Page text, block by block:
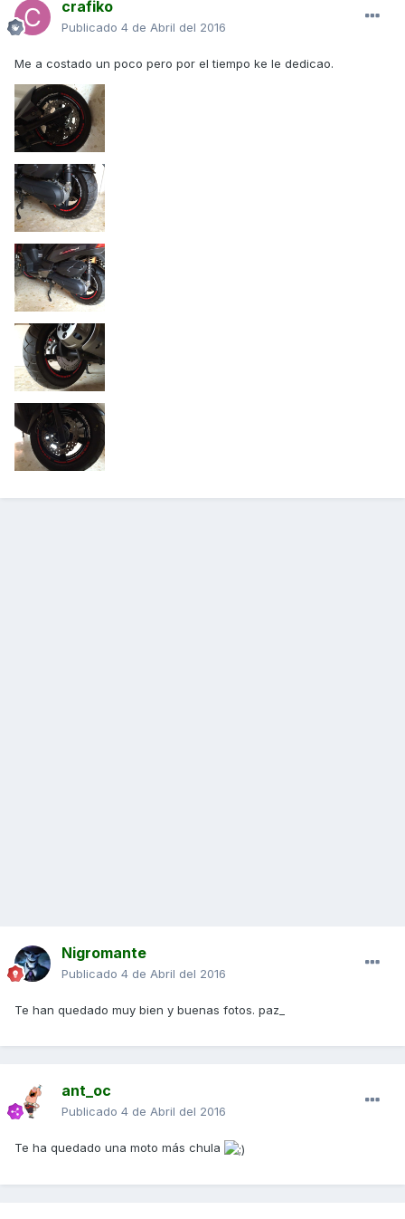
crafiko
Publicado 4 de Abril del 2016
Me a costado un poco pero por el tiempo ke le dedicao.
Nigromante
Publicado 4 de Abril del 2016
Te han quedado muy bien y buenas fotos. paz_
ant_oc
Publicado 4 de Abril del 2016
Te ha quedado una moto más chula